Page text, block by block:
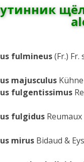
fulmineus(Fr.) Fr.
majusculus
fulgentissimus
fulgidus Reumaux
mirus Bidaud &